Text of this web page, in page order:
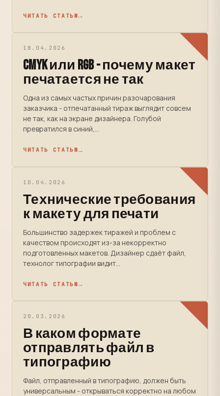
ЧИТАТЬ СТАТЬЮ
18.04.2026
CMYK или RGB - почему макет
печатается не так
Одна из самых частых причин разочарования
заказчика - отпечатанный тираж выглядит совсем
не так, как на экране дизайнера. Голубой
превратился в синий,...
ЧИТАТЬ СТАТЬЮ
10.04.2026
Технические требования
к макету для печати
Большинство задержек тиражей и проблем с
качеством происходят из-за некорректно
подготовленных макетов. Дизайнер сдаёт файл,
технолог типографии видит...
ЧИТАТЬ СТАТЬЮ
20.03.2026
В каком формате
отправлять файл в
типографию
Файл, отправленный в типографию, должен быть
универсальным - открываться корректно на любом